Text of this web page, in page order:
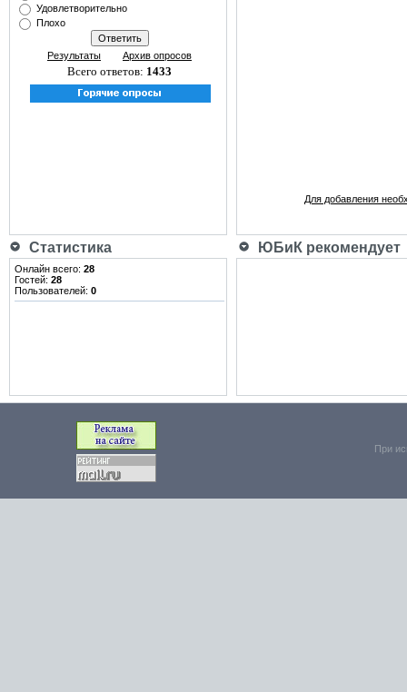
Удовлетворительно
Плохо
Результаты Архив опросов
Всего ответов: 1433
Для добавления
Статистика ЮБиК рекомендует
Онлайн всего: 28
Гостей: 28
Пользователей: 0
При